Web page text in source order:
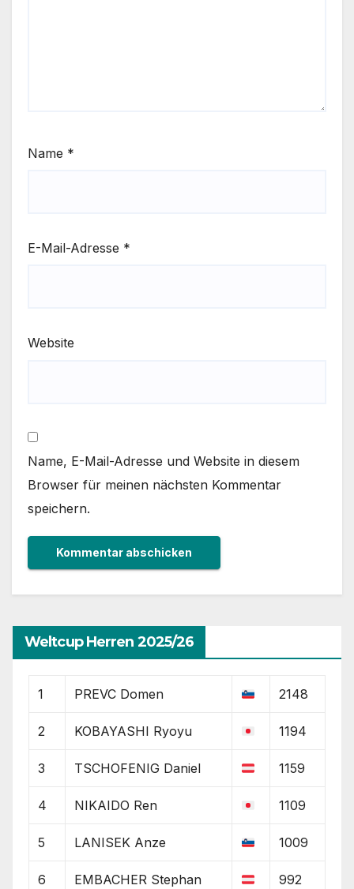
Name *
E-Mail-Adresse *
Website
Name, E-Mail-Adresse und Website in diesem
Browser für meinen nächsten Kommentar
speichern.
Weltcup Herren 2025/26
1 PREVC Domen 2148
2 KOBAYASHI Ryoyu 1194
3 TSCHOFENIG Daniel 1159
4 NIKAIDO Ren 1109
5 LANISEK Anze 1009
6 EMBACHER Stephan 992